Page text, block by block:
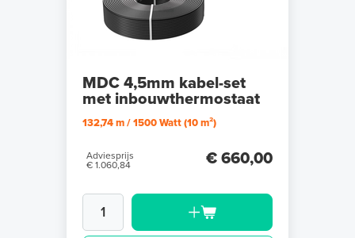
MDC 4,5mm kabel-set
met inbouwthermostaat
132,74 m / 1500 Watt (10 m²)
Adviesprijs
€ 1.060,84
€ 660,00